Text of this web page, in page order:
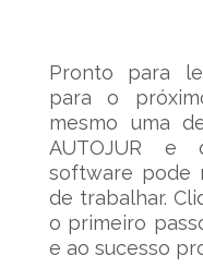
Pronto para
para o
mesmo uma
AUTOJUR e
software pode
de trabalhar.
o primeiro
e ao sucesso